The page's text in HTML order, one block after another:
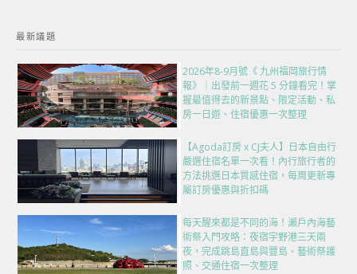
最新議題
2026年8-9月號《 九州福岡旅行情
報》｜出發前一週花 5 分鐘看完！掌
握最值得去的新景點、限定活動、私
房一日遊、住宿優惠一次整理
【Agoda訂房 x CJ夫人】日本自由行
嚴選住宿名單一次看！內行旅行者的
方法挑選日本質感住宿，每周更新專
屬訂房優惠與折扣碼
每天醒來都是不同的海！瀨戶內海藝
術祭入門攻略：夜宿宇野港三天兩
夜，完成跳島直島與豐島、藝術祭護
照、交通住宿一次整理